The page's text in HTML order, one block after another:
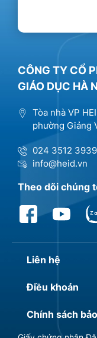
CÔNG TY CỔ
GIÁO DỤC HÀ
Tòa nhà VP
phường Giảng
024 3512 3939
info@heid.vn
Theo dõi chúng
Liên hệ
Điều khoản
Chính sách